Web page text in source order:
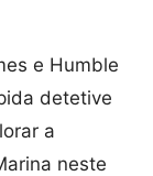
e Humble
detetive
a
neste